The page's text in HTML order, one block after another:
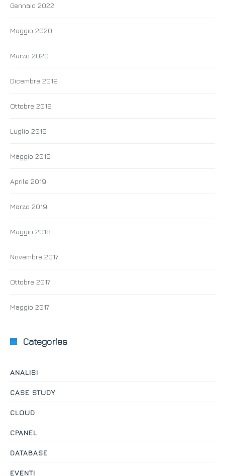
Gennaio 2022
Maggio 2020
Marzo 2020
Dicembre 2019
Ottobre 2019
Luglio 2019
Maggio 2019
Aprile 2019
Marzo 2019
Maggio 2018
Novembre 2017
Ottobre 2017
Maggio 2017
Categories
ANALISI
CASE STUDY
CLOUD
CPANEL
DATABASE
EVENTI